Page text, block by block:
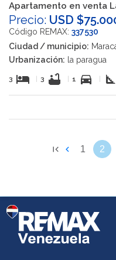
Apartamento en venta
Precio: USD
Código REMAX: 337530
Ciudad / municipio:
Urbanización: la paragua
3 hotel 3 bathtub 1 directions_car square_foot
1 2